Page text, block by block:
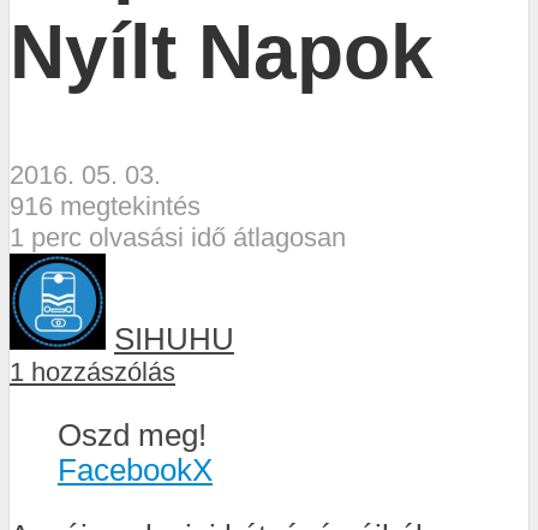
Nyílt Napok
2016. 05. 03.
916 megtekintés
1 perc olvasási idő átlagosan
SIHUHU
1 hozzászólás
Oszd meg!
FacebookX